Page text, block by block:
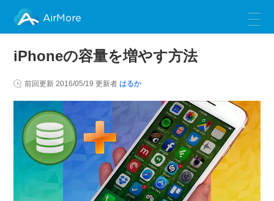
AirMore
iPhoneの容量を増やす方法
前回更新2016/05/19 更新者はるか